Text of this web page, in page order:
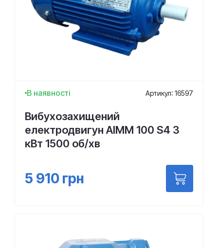
В наявності Артикул: 16597
Вибухозахищений
електродвигун АІММ 100 S4 3
кВт 1500 об/хв
5 910 грн